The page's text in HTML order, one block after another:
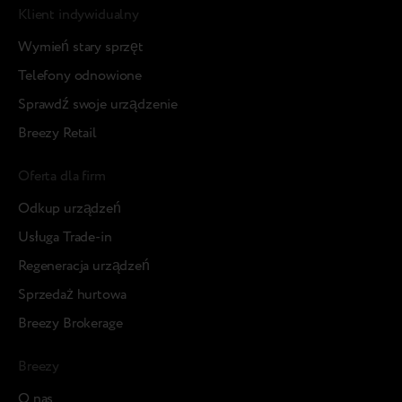
Klient indywidualny
Wymień stary sprzęt
Telefony odnowione
Sprawdź swoje urządzenie
Breezy Retail
Oferta dla firm
Odkup urządzeń
Usługa Trade-in
Regeneracja urządzeń
Sprzedaż hurtowa
Breezy Brokerage
Breezy